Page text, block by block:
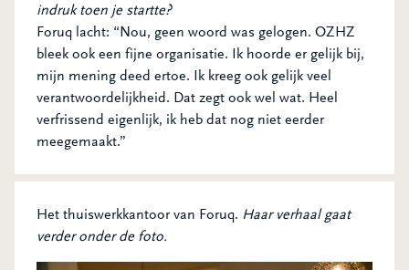
indruk toen je startte?
Foruq lacht: “Nou, geen woord was gelogen. OZHZ
bleek ook een fijne organisatie. Ik hoorde er gelijk bij,
mijn mening deed ertoe. Ik kreeg ook gelijk veel
verantwoordelijkheid. Dat zegt ook wel wat. Heel
verfrissend eigenlijk, ik heb dat nog niet eerder
meegemaakt.”
Het thuiswerkkantoor van Foruq. Haar verhaal gaat
verder onder de foto.